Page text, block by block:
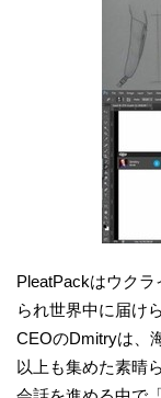
PleatPackはウク
られ世界中に届け
CEOのDmitryは、
以上も集めた素晴